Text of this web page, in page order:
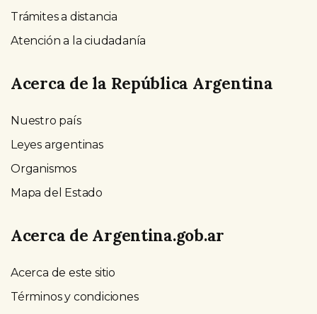
Trámites a distancia
Atención a la ciudadanía
Acerca de la República Argentina
Nuestro país
Leyes argentinas
Organismos
Mapa del Estado
Acerca de Argentina.gob.ar
Acerca de este sitio
Términos y condiciones